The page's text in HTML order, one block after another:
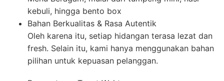
kebuli, hingga bento box
Bahan Berkualitas & Rasa Autentik
Oleh karena itu, setiap hidangan terasa lezat dan
fresh. Selain itu, kami hanya menggunakan bahan
pilihan untuk kepuasan pelanggan.